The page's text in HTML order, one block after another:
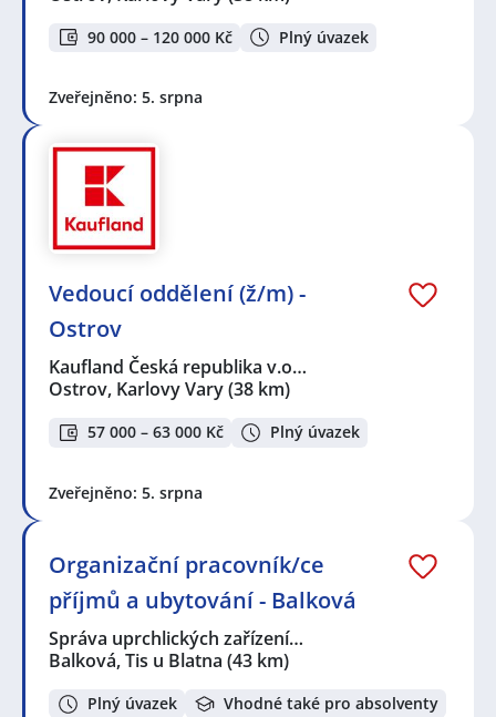
90 000 – 120 000 Kč Plný úvazek
Zveřejněno: 5. srpna
Vedoucí oddělení (ž/m) -
Ostrov
Kaufland Česká republika v.o…
Ostrov, Karlovy Vary(38 km)
57 000 – 63 000 Kč Plný úvazek
Zveřejněno: 5. srpna
Organizační pracovník/ce
příjmů a ubytování - Balková
Správa uprchlických zařízení…
Balková, Tis u Blatna (43 km)
Plný úvazek Vhodné také pro absolventy